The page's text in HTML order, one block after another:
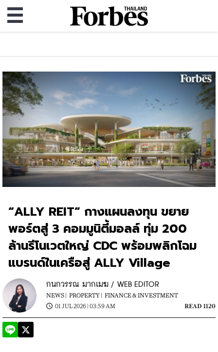
“ALLY REIT” กางแผนลงทุน ขยาย
พอร์ตสู่ 3 คอมมูนิตี้มอลล์ ทุ่ม 200
ล้านรีโนเวตใหญ่ CDC พร้อมพลิกโฉม
แบรนด์ในเครือสู่ ALLY Village
กนกวรรณ มากเมฆ / WEB EDITOR
NEWS | PROPERTY | FINANCE & INVESTMENT
01 JUL 2026 | 03:59 AM
READ 1120